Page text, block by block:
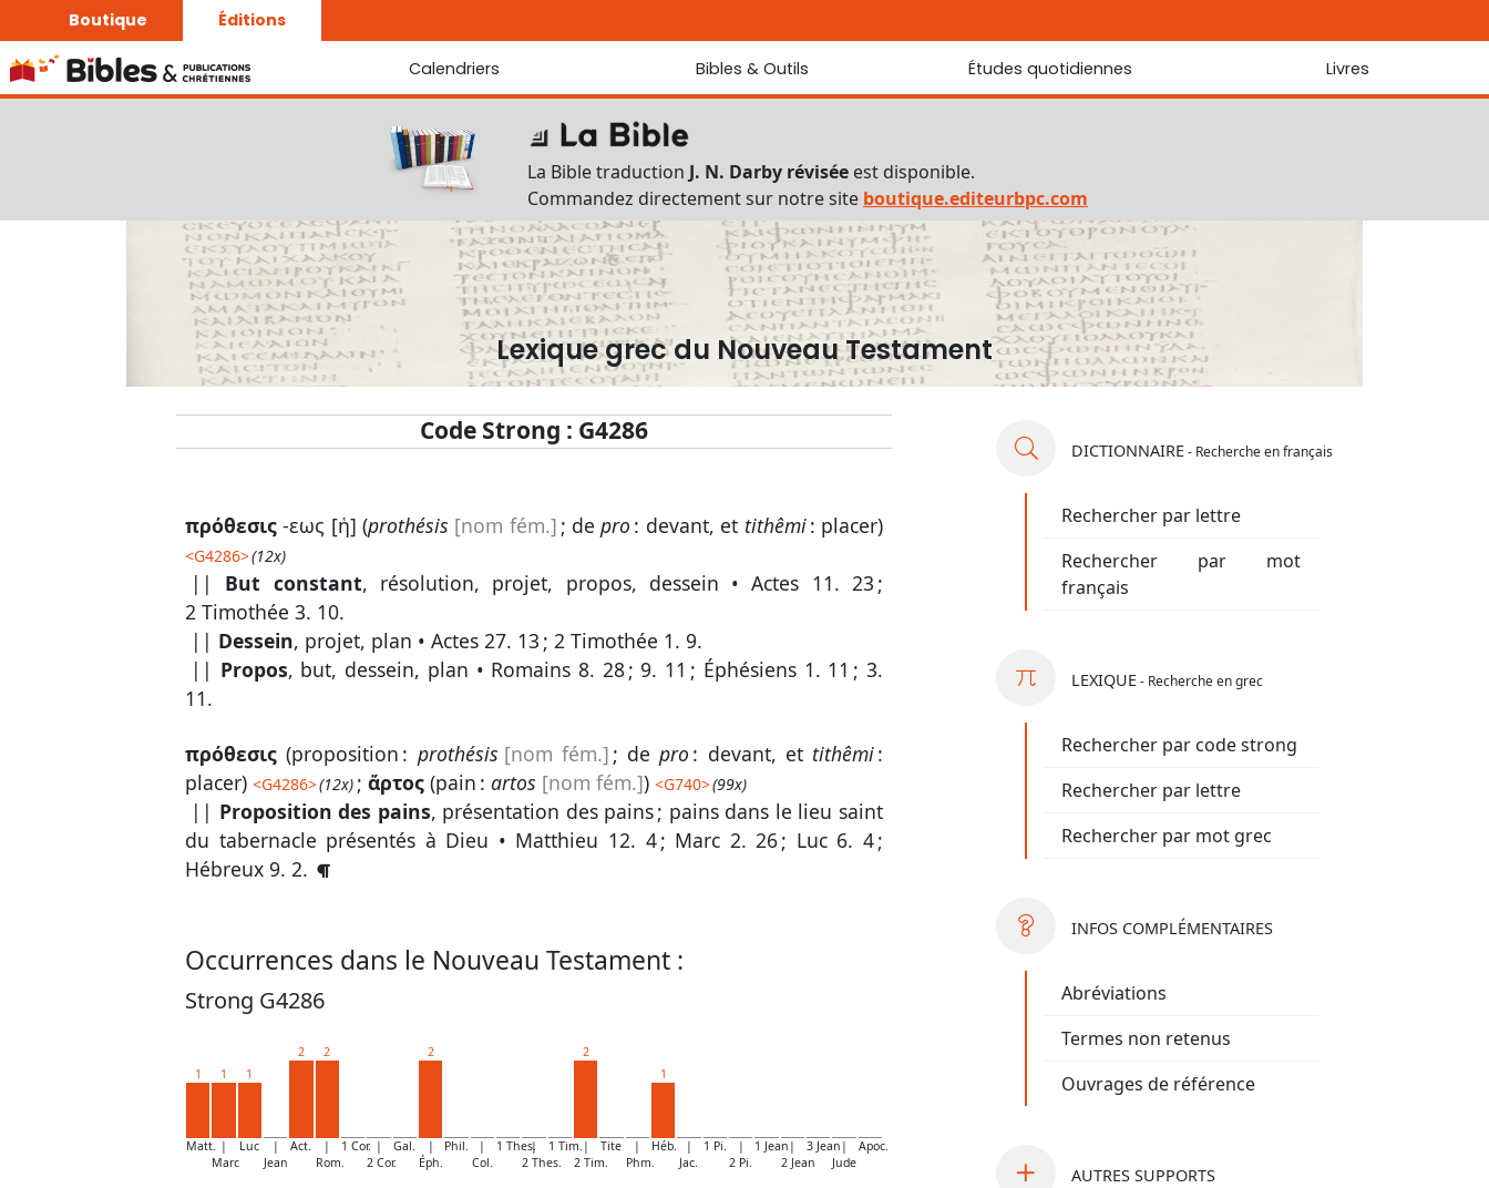
Boutique Éditions
Calendriers
La Bonne Semence
Le Seigneur est proche
Bibles & Outils
Bibles
Traduction J. N. Darby révisée
Traduction J. N. Darby
Ancien Testament interlinéaire
Nouveau Testament interlinéaire
Outils
Dictionnaire français du Nouveau Testament
Lexique grec du Nouveau Testament
Questionnaire de connaissances du Nouveau Testament
Téléchargements
Études quotidiennes Livres
La Bible traduction J. N. Darby révisée est disponible.
Commandez directement sur notre site boutique.editeurbpc.com
Lexique grec du Nouveau Testament
Code Strong : G4286
πρόθεσις -εως [ἡ] (prothésis [nom fém.] ; depro : devant, et tithêmi: placer)
<G4286>(12x)
|| But constant, résolution, projet, propos, dessein •Actes 11. 23 ;
2 Timothée 3. 10.
|| Dessein, projet, plan • Actes 27. 13 ; 2 Timothée 1. 9.
|| Propos, but, dessein, plan • Romains 8. 28; 9. 11 ; Éphésiens 1. 11 ;3.
11.
πρόθεσις (proposition : prothésis [nom fém.] ; depro : devant, et tithêmi:
placer) <G4286>(12x) ; ἄρτος (pain : artos [nom fém.]) <G740>(99x)
|| Proposition des pains, présentation des pains ; pains dans le lieu saint
du tabernacle présentés à Dieu • Matthieu 12. 4; Marc 2. 26; Luc 6. 4;
Hébreux 9. 2.
Occurrences dans le Nouveau Testament :
Strong G4286
1
Matt.
1
|
Marc
1
Luc
|
Jean
2
Act.
2
|
Rom.
1 Cor. |
2 Cor.
Gal.
2
|
Éph.
Phil.
|
Col.
1 Thes.
|
2 Thes.
1 Tim.
2
|
2 Tim.
Tite
|
Phm.
1
Héb.
|
Jac.
1 Pi.
|
2 Pi.
1 Jean |
2 Jean
3 Jean |
Jude
Apoc.
DICTIONNAIRE- Recherche en français
Rechercher par lettre
Rechercher par mot
français
LEXIQUE- Recherche en grec
Rechercher par code strong
Rechercher par lettre
Rechercher par mot grec
INFOS COMPLÉMENTAIRES
Abréviations
Termes non retenus
Ouvrages de référence
AUTRES SUPPORTS